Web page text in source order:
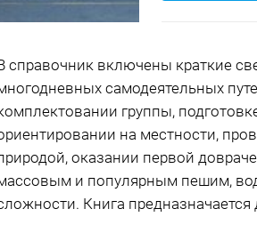
справочник включены краткие
самодеятельных
группы,
на местности,
оказании первой
и популярным пешим,
Книга